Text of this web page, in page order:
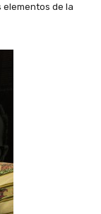
elementos de la